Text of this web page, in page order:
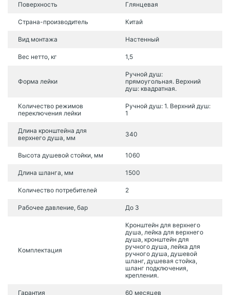
Поверхность Глянцевая
Страна-производитель Китай
Вид монтажа Настенный
Вес нетто, кг 1,5
Форма лейки
Ручной душ:
прямоугольная. Верхний
душ: квадратная.
Количество режимов
переключения лейки
Ручной душ: 1. Верхний душ:
1
Длина кронштейна для
верхнего душа, мм
340
Высота душевой стойки, мм 1060
Длина шланга, мм 1500
Количество потребителей 2
Рабочее давление, бар До 3
Комплектация
Кронштейн для верхнего
душа, лейка для верхнего
душа, кронштейн для
ручного душа, лейка для
ручного душа, душевой
шланг, душевая стойка,
шланг подключения,
крепления.
Гарантия 60 месяцев